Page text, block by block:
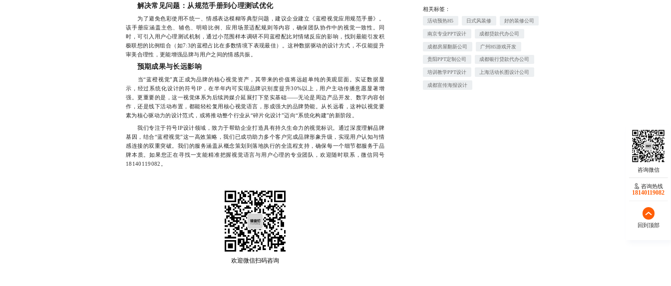
解决常见问题：从规范手册到心理测试优化
为了避免色彩使用不统一、情感表达模糊等典型问题，建议企业建立《蓝橙视觉应用规范手册》。
该手册应涵盖主色、辅色、明暗比例、应用场景适配规则等内容，确保团队协作中的视觉一致性。同
时，可引入用户心理测试机制，通过小范围样本调研不同蓝橙配比对情绪反应的影响，找到最能引发积
极联想的比例组合（如7:3的蓝橙占比在多数情境下表现最佳）。这种数据驱动的设计方式，不仅能提升
审美合理性，更能增强品牌与用户之间的情感共振。
预期成果与长远影响
当“蓝橙视觉”真正成为品牌的核心视觉资产，其带来的价值将远超单纯的美观层面。实证数据显
示，经过系统化设计的符号IP，在半年内可实现品牌识别度提升30%以上，用户主动传播意愿显著增
强。更重要的是，这一视觉体系为后续跨媒介延展打下坚实基础——无论是周边产品开发、数字内容创
作，还是线下活动布置，都能轻松复用核心视觉语言，形成强大的品牌势能。从长远看，这种以视觉要
素为核心驱动力的设计范式，或将推动整个行业从“碎片化设计”迈向“系统化构建”的新阶段。
我们专注于符号IP设计领域，致力于帮助企业打造具有持久生命力的视觉标识。通过深度理解品牌
基因，结合“蓝橙视觉”这一高效策略，我们已成功助力多个客户完成品牌形象升级，实现用户认知与情
感连接的双重突破。我们的服务涵盖从概念策划到落地执行的全流程支持，确保每一个细节都服务于品
牌本质。如果您正在寻找一支能精准把握视觉语言与用户心理的专业团队，欢迎随时联系，微信同号
18140119082。
欢迎微信扫码咨询
相关标签：
活动预热H5 日式风装修 好的装修公司
南京专业PPT设计 成都贷款代办公司
成都房屋翻新公司 广州H5游戏开发
贵阳PPT定制公司 成都银行贷款代办公司
培训教学PPT设计 上海活动长图设计公司
成都宣传海报设计
咨询热线
18140119082
回到顶部